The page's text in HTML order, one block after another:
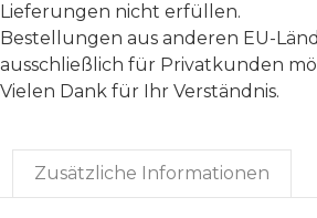
Lieferungen nicht erfüllen.
Bestellungen aus anderen EU-
ausschließlich für Privatkunden
Vielen Dank für Ihr Verständnis.
Zusätzliche Informationen